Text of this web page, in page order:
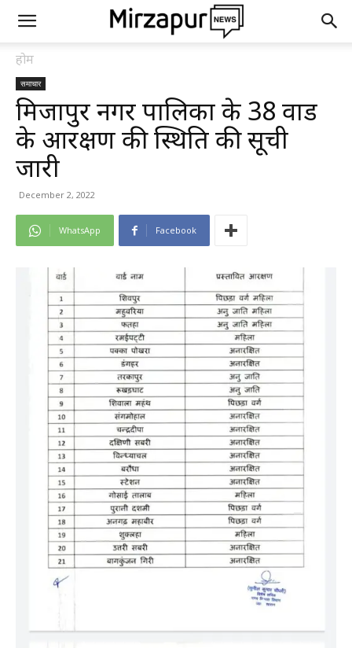
होम
समाचार
मिर्जापुर नगर पालिका के 38 वार्ड
के आरक्षण की स्थिति की सूची
जारी
December 2, 2022
WhatsApp Facebook